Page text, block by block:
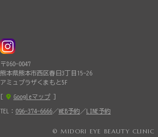
🌷 初回は1ヶ月分の処方、2回目からは3ヶ
可能です。 年齢とともに増えてくるシミや
善し、ハリ・透明感を自然に取り戻したい
です🌟 忙しい日常の中でも、肌そのものを
して以前から人気の美容医療になっていま
緩くなってくるこの時期に、お肌を内側か
整えていきましょう🎵 ご予約・お問い合わ
ちら ▶ WEBで予約する 🌱LINE予約：ご
〒860-0047
熊本県熊本市西区春日3丁目15-26
アミュプラザくまもと5F
[ Googleマップ ]
TEL： 096-374-6666 ／WEB予約 ／LINE予約
© MIDORI EYE BEAUTY CLINIC